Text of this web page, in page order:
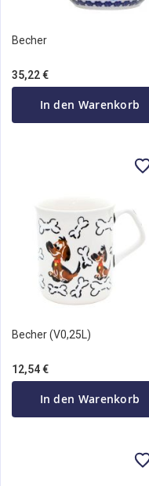
Becher
35,22 €
In den Warenkorb
Becher (V0,25L)
12,54 €
In den Warenkorb